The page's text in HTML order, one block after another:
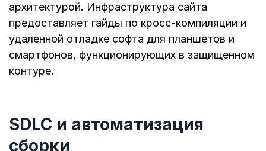
архитектурой. Инфраструктура сайта
предоставляет гайды по кросс-компиляции и
удаленной отладке софта для планшетов и
смартфонов, функционирующих в защищенном
контуре.
SDLC и автоматизация
сборки